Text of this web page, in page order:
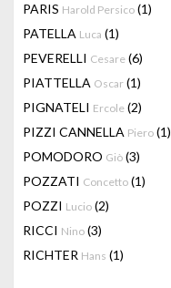
PARIS Harold Persico (1)
PATELLA Luca (1)
PEVERELLI Cesare (6)
PIATTELLA Oscar (1)
PIGNATELI Ercole (2)
PIZZI CANNELLA Piero (1)
POMODORO Giò (3)
POZZATI Concetto (1)
POZZI Lucio (2)
RICCI Nino (3)
RICHTER Hans (1)